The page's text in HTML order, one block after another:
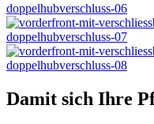
Damit sich Ihre